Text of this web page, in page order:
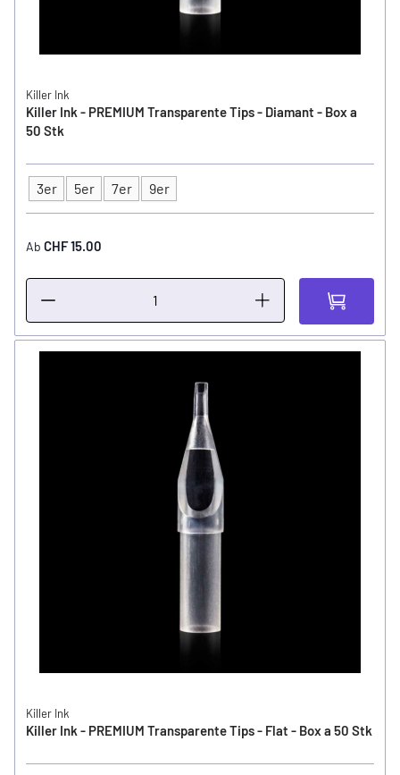
Killer Ink
Killer Ink - PREMIUM Transparente Tips - Diamant - Box a
50 Stk
Tip Grösse
3er 5er 7er 9er
Ab CHF 15.00
Killer Ink
Killer Ink - PREMIUM Transparente Tips - Flat - Box a 50 Stk